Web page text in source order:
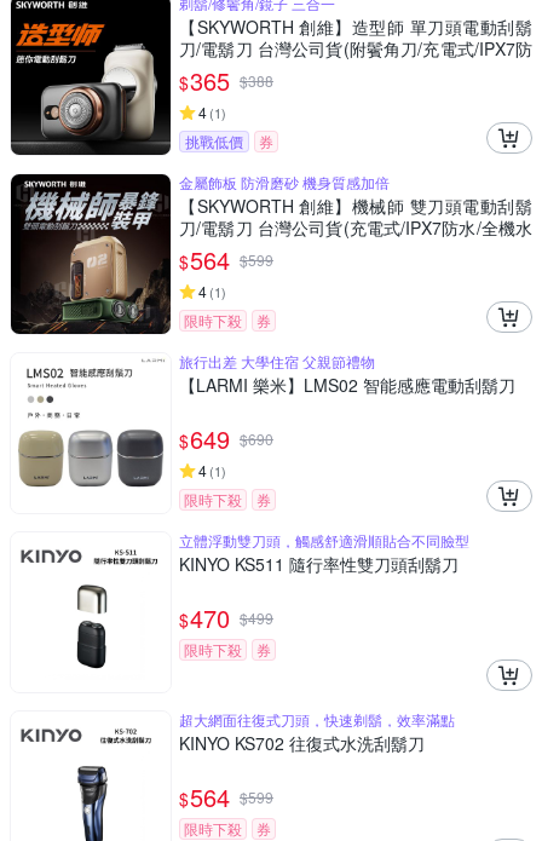
【SKYWORTH 創維】造型師 單刀頭電動刮鬍
刀/電鬍刀 台灣公司貨(附鬢角刀/充電式/IPX7防
水/可水洗)
$365 $388
4(1)
挑戰低價
券
金屬飾板 防滑磨砂 機身質感加倍
【SKYWORTH 創維】機械師 雙刀頭電動刮鬍
刀/電鬍刀 台灣公司貨(充電式/IPX7防水/全機水
洗/磁吸刀頭)
$564 $599
4(1)
限時下殺
券
旅行出差 大學住宿 父親節禮物
【LARMI 樂米】LMS02 智能感應電動刮鬍刀
$649 $690
4(1)
限時下殺
券
立體浮動雙刀頭，觸感舒適滑順貼合不同臉型
KINYO KS511 隨行率性雙刀頭刮鬍刀
$470 $499
限時下殺
券
超大網面往復式刀頭，快速剃鬍，效率滿點
KINYO KS702 往復式水洗刮鬍刀
$564 $599
限時下殺
券